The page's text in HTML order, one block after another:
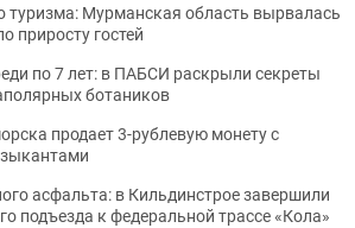
туризма: Мурманская область вырвалась
приросту гостей
по 7 лет: в ПАБСИ раскрыли секреты
ботаников
продает 3-рублевую монету с
асфальта: в Кильдинстрое завершили
подъезда к федеральной трассе «Кола»